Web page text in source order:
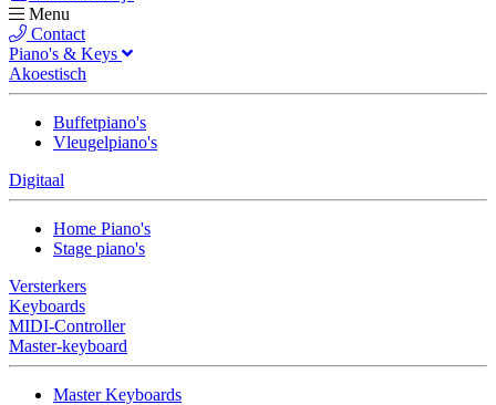
Menu
Contact
Piano's & Keys
Akoestisch
Buffetpiano's
Vleugelpiano's
Digitaal
Home Piano's
Stage piano's
Versterkers
Keyboards
MIDI-Controller
Master-keyboard
Master Keyboards